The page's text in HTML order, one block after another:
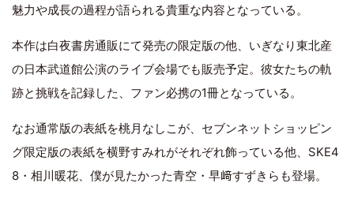
魅力や成長の過程が語られる貴重な内容となっている。
本作は白夜書房通販にて発売の限定版の他、いぎなり東北産
の日本武道館公演のライブ会場でも販売予定。彼女たちの軌
跡と挑戦を記録した、ファン必携の1冊となっている。
なお通常版の表紙を桃月なしこが、セブンネットショッピン
グ限定版の表紙を横野すみれがそれぞれ飾っている他、SKE4
8・相川暖花、僕が見たかった青空・早﨑すずきらも登場。